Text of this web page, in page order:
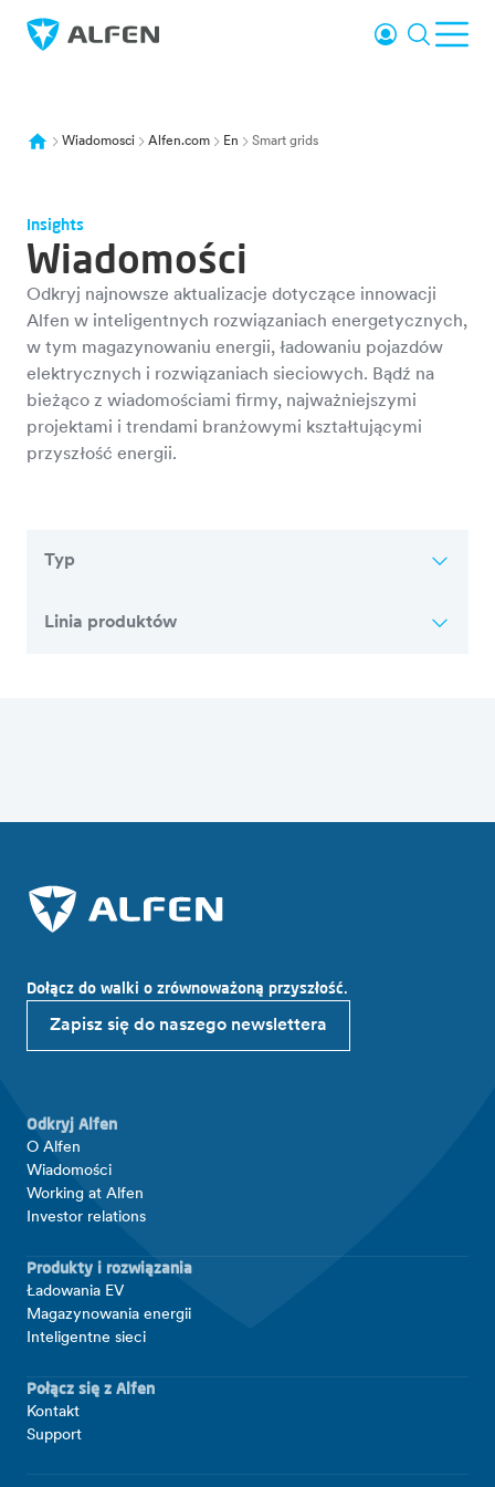
Przejdź do głównej treści
Alfen Logowanie
Wiadomosci Alfen.com En Smart grids
Insights
Wiadomości
Odkryj najnowsze aktualizacje dotyczące innowacji
Alfen w inteligentnych rozwiązaniach energetycznych,
w tym magazynowaniu energii, ładowaniu pojazdów
elektrycznych i rozwiązaniach sieciowych. Bądź na
bieżąco z wiadomościami firmy, najważniejszymi
projektami i trendami branżowymi kształtującymi
przyszłość energii.
Typ
Linia produktów
Dołącz do walki o zrównoważoną przyszłość.
Zapisz się do naszego newslettera
Odkryj Alfen
O Alfen
Wiadomości
Working at Alfen
Investor relations
Produkty i rozwiązania
Ładowania EV
Magazynowania energii
Inteligentne sieci
Połącz się z Alfen
Kontakt
Support